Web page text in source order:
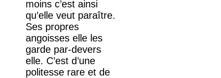
moins c’est ainsi
qu’elle veut paraître.
Ses propres
angoisses elle les
garde par-devers
elle. C’est d’une
politesse rare et de